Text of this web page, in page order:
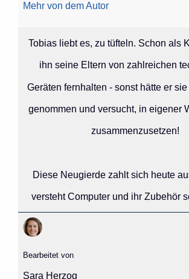
Mehr von dem Autor
Tobias liebt es, zu tüfteln. Schon als
ihn seine Eltern von zahlreichen
Geräten fernhalten - sonst hätte er
genommen und versucht, in eigener
zusammenzusetzen!
Diese Neugierde zahlt sich heute
versteht Computer und ihr Zubehör
Bearbeitet von
Sara Herzog